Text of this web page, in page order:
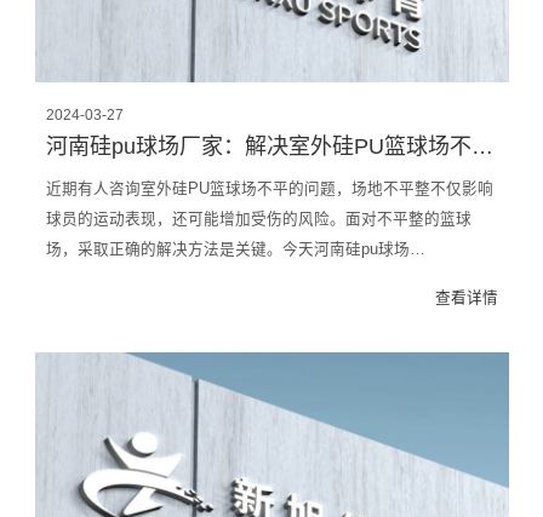
2024-03-27
河南硅pu球场厂家：解决室外硅PU篮球场不平整问题的方法
近期有人咨询室外硅PU篮球场不平的问题，场地不平整不仅影响
球员的运动表现，还可能增加受伤的风险。面对不平整的篮球
场，采取正确的解决方法是关键。今天河南硅pu球场…
查看详情